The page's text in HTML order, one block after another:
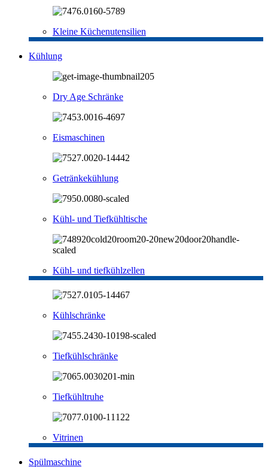
Kleine Küchenutensilien
Kühlung
Dry Age Schränke
Eismaschinen
Getränkekühlung
Kühl- und Tiefkühltische
Kühl- und tiefkühlzellen
Kühlschränke
Tiefkühlschränke
Tiefkühltruhe
Vitrinen
Spülmaschine